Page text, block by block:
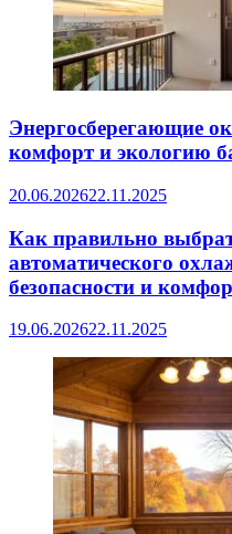
Энергосберегающие
комфорт и экологию
20.06.202622.11.2025
Как правильно
автоматического
безопасности и
19.06.202622.11.2025